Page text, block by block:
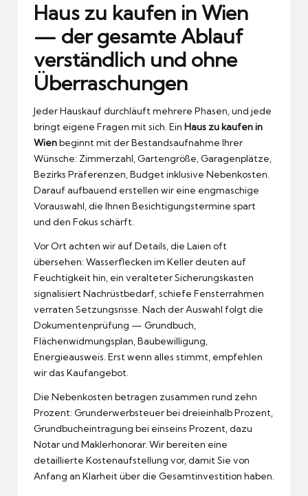
Haus zu kaufen in Wien
— der gesamte Ablauf
verständlich und ohne
Überraschungen
Jeder Hauskauf durchläuft mehrere Phasen, und jede
bringt eigene Fragen mit sich. Ein Haus zu kaufen in
Wienbeginnt mit der Bestandsaufnahme Ihrer
Wünsche: Zimmerzahl, Gartengröße, Garagenplätze,
Bezirks Präferenzen, Budget inklusive Nebenkosten.
Darauf aufbauend erstellen wir eine engmaschige
Vorauswahl, die Ihnen Besichtigungstermine spart
und den Fokus schärft.
Vor Ort achten wir auf Details, die Laien oft
übersehen: Wasserflecken im Keller deuten auf
Feuchtigkeit hin, ein veralteter Sicherungskasten
signalisiert Nachrüstbedarf, schiefe Fensterrahmen
verraten Setzungsrisse. Nach der Auswahl folgt die
Dokumentenprüfung — Grundbuch,
Flächenwidmungsplan, Baubewilligung,
Energieausweis. Erst wenn alles stimmt, empfehlen
wir das Kaufangebot.
Die Nebenkosten betragen zusammen rund zehn
Prozent: Grunderwerbsteuer bei dreieinhalb Prozent,
Grundbucheintragung bei einseins Prozent, dazu
Notar und Maklerhonorar. Wir bereiten eine
detaillierte Kostenaufstellung vor, damit Sie von
Anfang an Klarheit über die Gesamtinvestition haben.